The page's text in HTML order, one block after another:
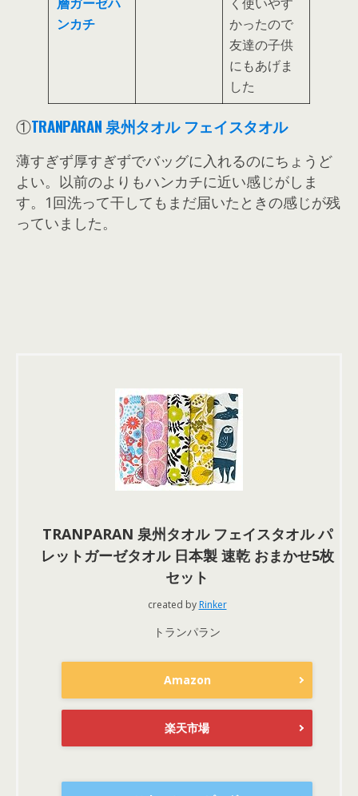
ンカチ
かったので
友達の子供
にもあげま
した
①TRANPARAN 泉州タオル フェイスタオル
薄すぎず厚すぎずでバッグに入れるのにちょうど
よい。以前のよりもハンカチに近い感じがしま
す。1回洗って干してもまだ届いたときの感じが残
っていました。
TRANPARAN 泉州タオル フェイスタオル パ
レットガーゼタオル 日本製 速乾 おまかせ5枚
セット
created by Rinker
トランパラン
Amazon
楽天市場